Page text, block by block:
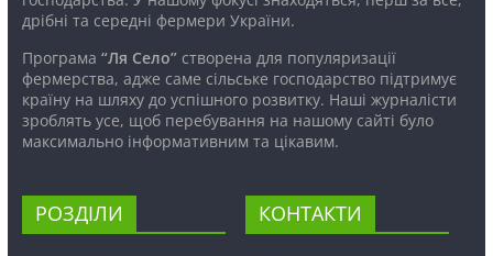
дрібні та середні фермери України.
Програма “Ля Село”створена для популяризації
фермерства, адже саме сільське господарство підтримує
країну на шляху до успішного розвитку. Наші журналісти
зроблять усе, щоб перебування на нашому сайті було
максимально інформативним та цікавим.
РОЗДІЛИ КОНТАКТИ